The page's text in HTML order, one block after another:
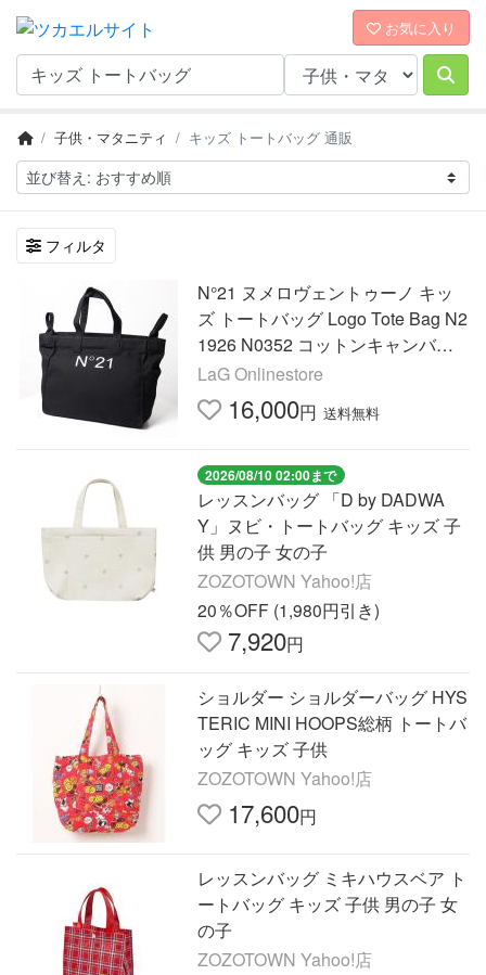
お気に入り
子供・マタニティ キッズ トートバッグ 通販
フィルタ
N°21 ヌメロヴェントゥーノ キッ
ズ トートバッグ Logo Tote Bag N2
1926 N0352 コットンキャンバス
ロゴ ハンドバッグ 鞄【大人もO
K】 LaG Onlinestore
LaG Onlinestore
16,000円 送料無料
2026/08/10 02:00まで
レッスンバッグ 「D by DADWA
Y」ヌビ・トートバッグ キッズ 子
供 男の子 女の子
ZOZOTOWN Yahoo!店
20％OFF (1,980円引き)
7,920円
ショルダー ショルダーバッグ HYS
TERIC MINI HOOPS総柄 トートバ
ッグ キッズ 子供
ZOZOTOWN Yahoo!店
17,600円
レッスンバッグ ミキハウスベア ト
ートバッグ キッズ 子供 男の子 女
の子
ZOZOTOWN Yahoo!店